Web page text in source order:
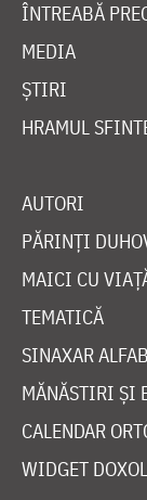
ÎNTREABĂ
MEDIA
ȘTIRI
HRAMUL
AUTORI
PĂRINȚI
MAICI CU
TEMATICĂ
SINAXAR
MĂNĂSTIRI ȘI
CALENDAR
WIDGET